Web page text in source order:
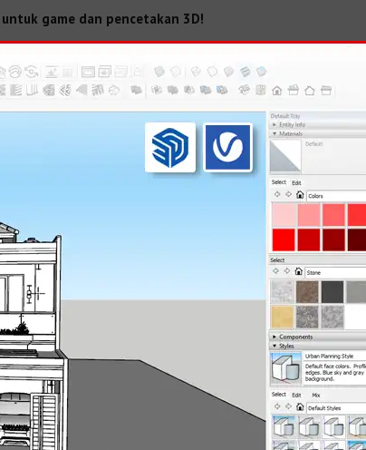
game dan pencetakan 3D!